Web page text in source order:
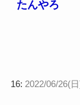
たんやろ
16: 2022/06/26(